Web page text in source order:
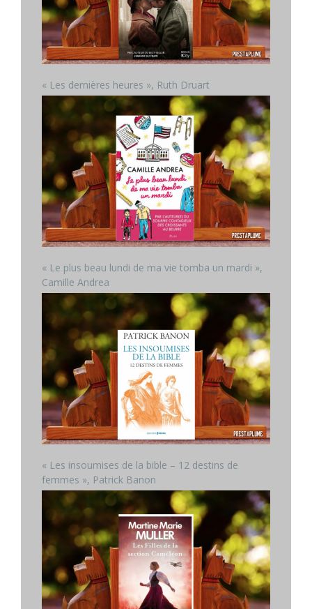
« Les dernières heures », Ruth Druart
« Le plus beau lundi de ma vie tomba un mardi »,
Camille Andrea
« Les insoumises de la bible – 12 destins de
femmes », Patrick Banon